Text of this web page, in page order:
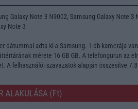
Galaxy Note 3 N9002, Samsung Galaxy Note 3
Note 3
dátummal adta ki a Samsung. 1 db kamerája
mérete 16 GB GB. A telefongurun az
A felhasználói szavazatok alapján összesítve
ALAKULÁSA (Ft)